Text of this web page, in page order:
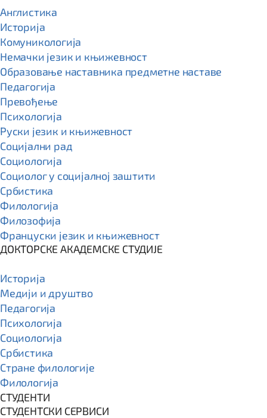
Англистика
Историја
Комуникологија
Немачки језик и књижевност
Образовање наставника предметне наставе
Педагогија
Превођење
Психологија
Руски језик и књижевност
Социјални рад
Социологија
Социолог у социјалној заштити
Србистика
Филологија
Филозофија
Француски језик и књижевност
ДОКТОРСКЕ АКАДЕМСКЕ СТУДИЈЕ
Историја
Медији и друштво
Педагогија
Психологија
Социологија
Србистика
Стране филологије
Филологија
СТУДЕНТИ
СТУДЕНТСКИ СЕРВИСИ